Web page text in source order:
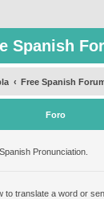
Spanish
Free Spanish
Foro
Pronunciation.
to translate a word or